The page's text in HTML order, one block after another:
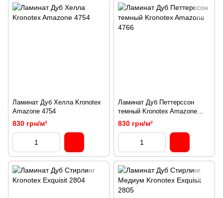
Ламинат Дуб Хелла Kronotex
Amazone 4754
830 грн/м²
Ламинат Дуб Петтерссон
темный Kronotex Amazone
4766
830 грн/м²